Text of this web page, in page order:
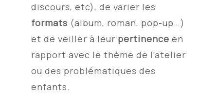
discours, etc), de varier les
formats (album, roman, pop-up…)
et de veiller à leur pertinence en
rapport avec le thème de l’atelier
ou des problématiques des
enfants.